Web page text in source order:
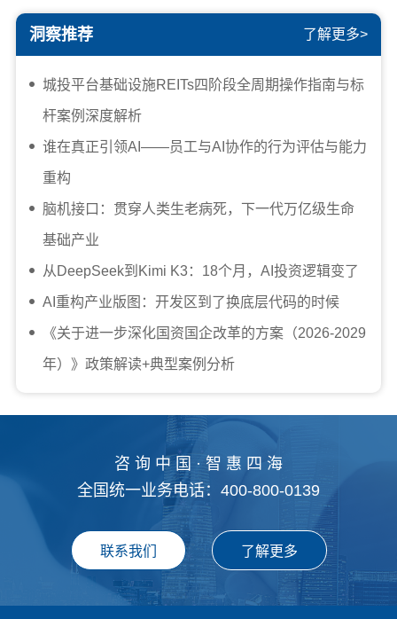
洞察推荐 了解更多>
城投平台基础设施REITs四阶段全周期操作指南与标
杆案例深度解析
谁在真正引领AI——员工与AI协作的行为评估与能力
重构
脑机接口：贯穿人类生老病死，下一代万亿级生命
基础产业
从DeepSeek到Kimi K3：18个月，AI投资逻辑变了
AI重构产业版图：开发区到了换底层代码的时候
《关于进一步深化国资国企改革的方案（2026-2029
年）》政策解读+典型案例分析
咨 询 中 国 · 智 惠 四 海
全国统一业务电话：400-800-0139